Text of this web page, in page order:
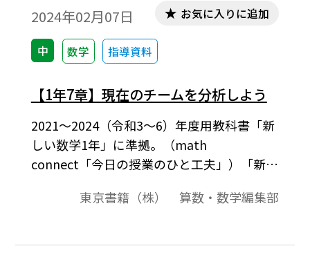
2024年02月07日
中 数学 指導資料
お気に入りに追加
【1年7章】現在のチームを分析しよう
2021～2024（令和3～6）年度用教科書「新
しい数学1年」に準拠。（math
connect「今日の授業のひと工夫」）「新し
しよう」では、節全体を通して、ヒストグ
ともに、目的に応じてデータを収集し、そ
東京書籍（株） 算数・数学編集部